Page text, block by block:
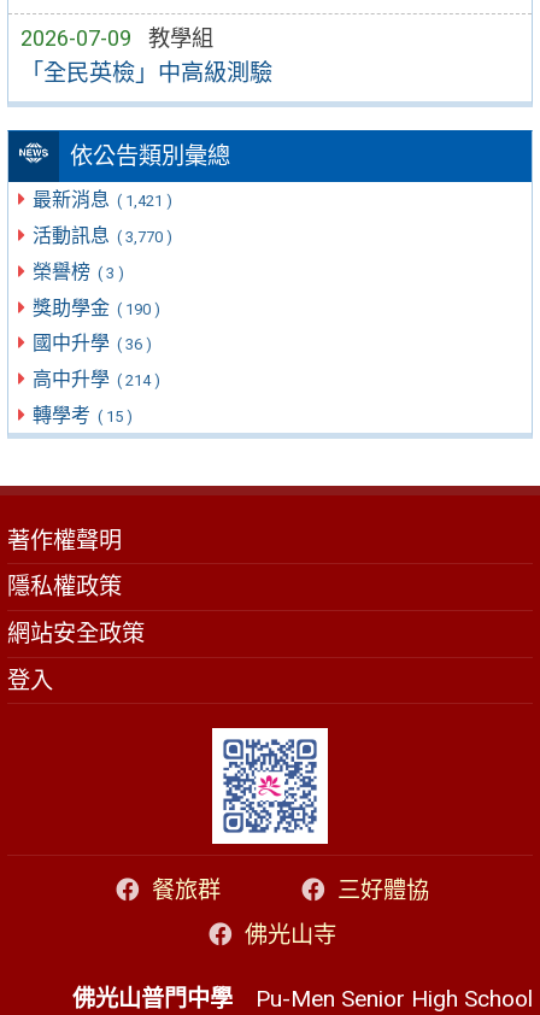
2026-07-09 教學組
「全民英檢」中高級測驗
依公告類別彙總
最新消息 ( 1,421 )
活動訊息 ( 3,770 )
榮譽榜 ( 3 )
獎助學金 ( 190 )
國中升學 ( 36 )
高中升學 ( 214 )
轉學考 ( 15 )
著作權聲明
隱私權政策
網站安全政策
登入
餐旅群
三好體協
佛光山寺
佛光山普門中學 Pu-Men Senior High School